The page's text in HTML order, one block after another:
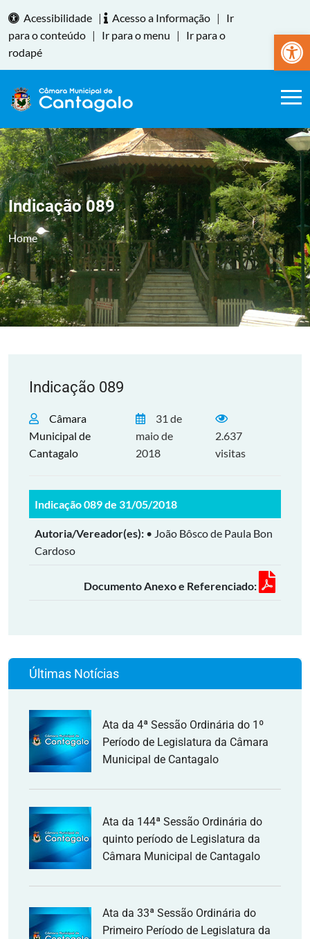
Abrir
Acessibilidade | Acesso a Informação |
Ir
para o conteúdo | Ir para o menu |
Ir para o
rodapé
Indicação 089
Home
Indicação 089
Câmara
Municipal de
Cantagalo
31 de
maio de
2018
2.637
visitas
Indicação 089 de 31/05/2018
Autoria/Vereador(es): • João Bôsco de Paula Bon
Cardoso
Documento Anexo e Referenciado:
Últimas Notícias
Ata da 4ª Sessão Ordinária do 1º
Período de Legislatura da Câmara
Municipal de Cantagalo
Ata da 144ª Sessão Ordinária do
quinto período de Legislatura da
Câmara Municipal de Cantagalo
Ata da 33ª Sessão Ordinária do
Primeiro Período de Legislatura da